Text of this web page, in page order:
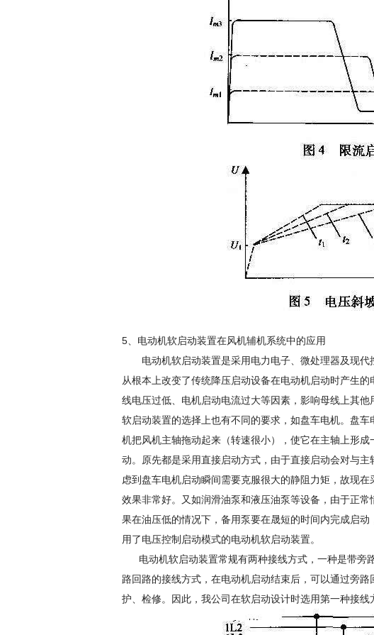
5、电动机软启动装置在风机辅机系统中的应用
电动机软启动装置是采用电力电子、微处理器及现代
从根本上改变了传统降压启动设备在电动机启动时产生
线电压过低、电机启动电流过大等因素，影响母线上其
软启动装置的选择上也有不同的要求，如盘车电机。盘
机把风机主轴拖动起来（转速很小），使它在主轴上形
动。原先都是采用直接启动方式，由于直接启动会对与
虑到盘车电机启动瞬间需要克服很大的静阻力矩，故现
效果非常好。又如润滑油泵和液压油泵等设备，由于正
果在油压低的情况下，备用泵要在晟短的时间内完成启
用了电压控制启动模式的电动机软启动装置。
电动机软启动装置常规有两种接线方式，一种是带旁
路回路的接线方式，在电动机启动结束后，可以通过旁
护、检修。因此，我公司在软启动设计时选用第一种接线